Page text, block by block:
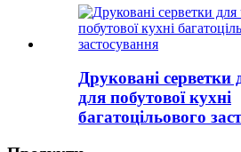
Друковані
для побутової кухні
багатоцільового